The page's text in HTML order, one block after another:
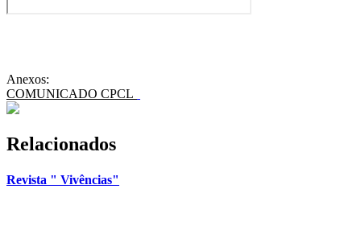
Anexos:
COMUNICADO CPCL
Relacionados
Revista " Vivências"